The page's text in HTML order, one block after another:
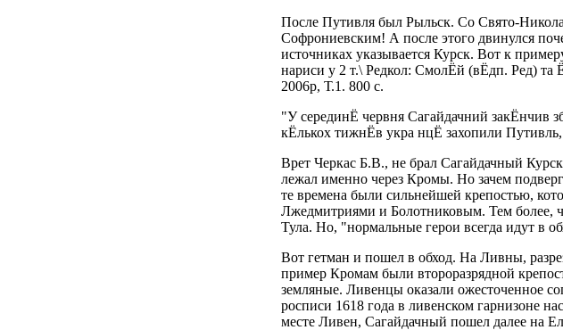
После Путивля был Рыльск. Со Свято-
Софрониевским! А после этого двинулся
источниках указывается Курск. Вот к
нариси у 2 т.\ Редкол: СмолЁй (вЁдп. Ред)
2006р, Т.1. 800 с.
"У серединЁ червня Сагайдачний закЁнчив
кЁлькох тижнЁв укра нцЁ захопили
Врет Черкас Б.В., не брал Сагайдачный
лежал именно через Кромы. Но зачем
те времена были сильнейшей крепостью,
Лжедмитриями и Болотниковым. Тем более,
Тула. Но, "нормальные герои всегда идут в
Вот гетман и пошел в обход. На Ливны,
пример Кромам были второразрядной
земляные. Ливенцы оказали ожесточенное
росписи 1618 года в ливенском гарнизоне
месте Ливен, Сагайдачный пошел далее на